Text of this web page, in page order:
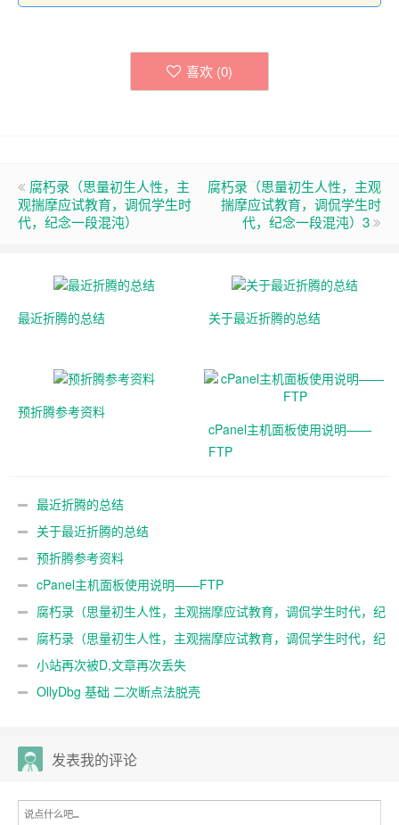
喜欢 (0)
腐朽录（思量初生人性，主
观揣摩应试教育，调侃学生时
代，纪念一段混沌）
腐朽录（思量初生人性，主观
揣摩应试教育，调侃学生时
代，纪念一段混沌）3
最近折腾的总结 关于最近折腾的总结
预折腾参考资料
cPanel主机面板使用说明——
FTP
最近折腾的总结
关于最近折腾的总结
预折腾参考资料
cPanel主机面板使用说明——FTP
腐朽录（思量初生人性，主观揣摩应试教育，调侃学生时代，纪
念一段混沌）3
腐朽录（思量初生人性，主观揣摩应试教育，调侃学生时代，纪
念一段混沌）
小站再次被D,文章再次丢失
OllyDbg 基础 二次断点法脱壳
发表我的评论